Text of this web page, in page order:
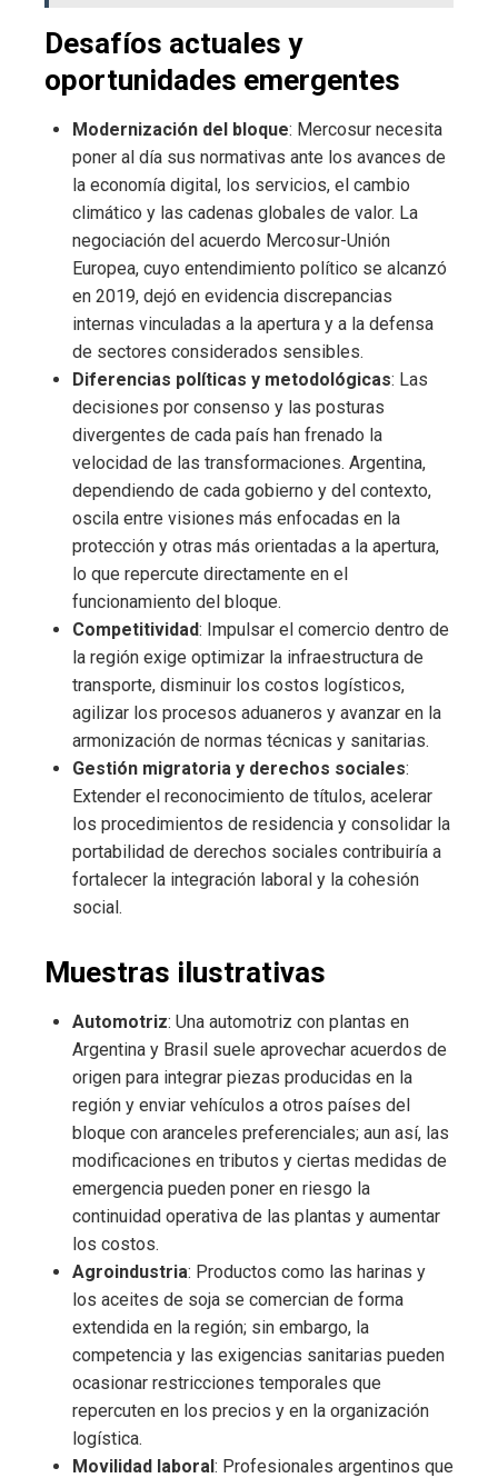
Desafíos actuales y
oportunidades emergentes
Modernización del bloque: Mercosur necesita
poner al día sus normativas ante los avances de
la economía digital, los servicios, el cambio
climático y las cadenas globales de valor. La
negociación del acuerdo Mercosur-Unión
Europea, cuyo entendimiento político se alcanzó
en 2019, dejó en evidencia discrepancias
internas vinculadas a la apertura y a la defensa
de sectores considerados sensibles.
Diferencias políticas y metodológicas: Las
decisiones por consenso y las posturas
divergentes de cada país han frenado la
velocidad de las transformaciones. Argentina,
dependiendo de cada gobierno y del contexto,
oscila entre visiones más enfocadas en la
protección y otras más orientadas a la apertura,
lo que repercute directamente en el
funcionamiento del bloque.
Competitividad: Impulsar el comercio dentro de
la región exige optimizar la infraestructura de
transporte, disminuir los costos logísticos,
agilizar los procesos aduaneros y avanzar en la
armonización de normas técnicas y sanitarias.
Gestión migratoria y derechos sociales:
Extender el reconocimiento de títulos, acelerar
los procedimientos de residencia y consolidar la
portabilidad de derechos sociales contribuiría a
fortalecer la integración laboral y la cohesión
social.
Muestras ilustrativas
Automotriz: Una automotriz con plantas en
Argentina y Brasil suele aprovechar acuerdos de
origen para integrar piezas producidas en la
región y enviar vehículos a otros países del
bloque con aranceles preferenciales; aun así, las
modificaciones en tributos y ciertas medidas de
emergencia pueden poner en riesgo la
continuidad operativa de las plantas y aumentar
los costos.
Agroindustria: Productos como las harinas y
los aceites de soja se comercian de forma
extendida en la región; sin embargo, la
competencia y las exigencias sanitarias pueden
ocasionar restricciones temporales que
repercuten en los precios y en la organización
logística.
Movilidad laboral: Profesionales argentinos que